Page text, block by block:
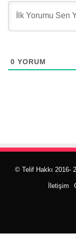
0 YORUM
© Telif Hakkı 2016-
İletişim